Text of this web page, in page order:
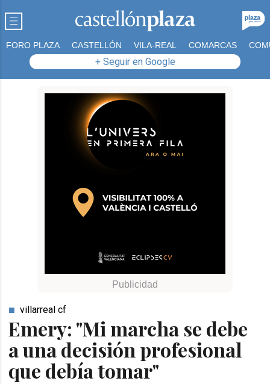
FORO PLAZA CASTELLÓN VILA-REAL COMARCAS
+ Seguir en Google
Emery: "Mi marcha se debe
a una decisión profesional
que debía tomar"
villarreal cf